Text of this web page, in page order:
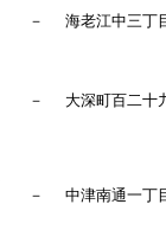
－ 海老江中三丁
－ 大深町百二十
－ 中津南通一丁